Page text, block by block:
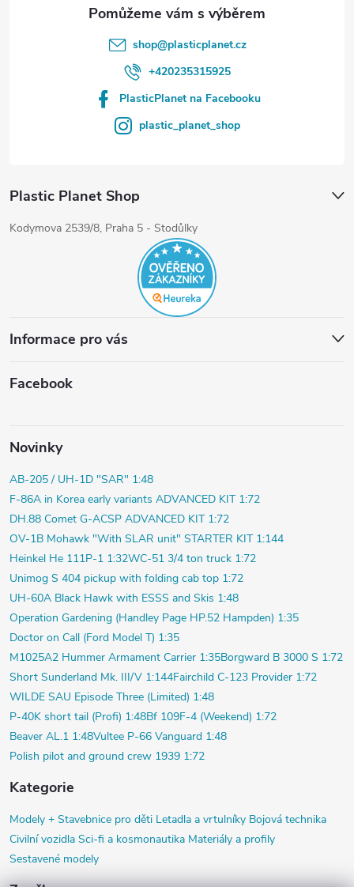
shop@plasticplanet.cz
+420235315925
PlasticPlanet na Facebooku
plastic_planet_shop
Plastic Planet Shop
Kodymova 2539/8, Praha 5 - Stodůlky
Informace pro vás
Facebook
Novinky
AB-205 / UH-1D "SAR" 1:48
F-86A in Korea early variants ADVANCED KIT 1:72
DH.88 Comet G-ACSP ADVANCED KIT 1:72
OV-1B Mohawk "With SLAR unit" STARTER KIT 1:144
Heinkel He 111P-1 1:32WC-51 3/4 ton truck 1:72
Unimog S 404 pickup with folding cab top 1:72
UH-60A Black Hawk with ESSS and Skis 1:48
Operation Gardening (Handley Page HP.52 Hampden) 1:35
Doctor on Call (Ford Model T) 1:35
M1025A2 Hummer Armament Carrier 1:35Borgward B 3000 S 1:72
Short Sunderland Mk. III/V 1:144Fairchild C-123 Provider 1:72
WILDE SAU Episode Three (Limited) 1:48
P-40K short tail (Profi) 1:48Bf 109F-4 (Weekend) 1:72
Beaver AL.1 1:48Vultee P-66 Vanguard 1:48
Polish pilot and ground crew 1939 1:72
Kategorie
Modely + Stavebnice pro děti Letadla a vrtulníky Bojová technika
Civilní vozidla Sci-fi a kosmonautika Materiály a profily
Sestavené modely